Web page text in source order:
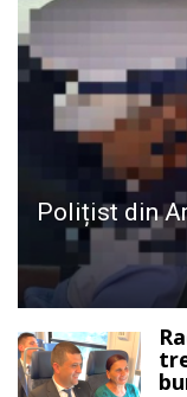
Polițist din